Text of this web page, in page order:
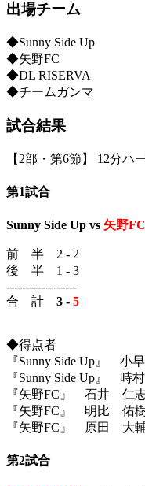
出場チーム
◆Sunny Side Up
◆矢野FC
◆DL RISERVA
◆チームガンマ
試合結果
【2部・第6節】 12分ハ
第1試合
Sunny Side Up vs 矢野FC
前 半 2 - 2
後 半 1 - 3
------------------
合 計 3 - 5
◆得点者
『Sunny Side Up』
『Sunny Side Up』 時
『矢野FC』 石井 仁
『矢野FC』 明比 佑
『矢野FC』 原田 大
第2試合